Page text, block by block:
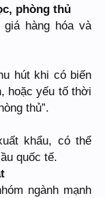
phòng thủ
hàng hóa và
hút khi có biến
hoặc yếu tố thời
thủ”.
khẩu, có thể
quốc tế.
ngành mạnh